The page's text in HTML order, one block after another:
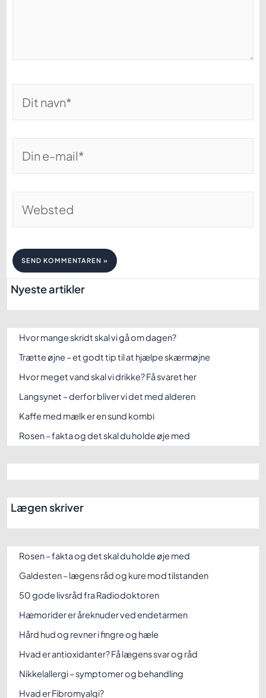
navn*
e-
mail*
Nyeste artikler
Hvor mange skridt skal vi gå om dagen?
Trætte øjne – et godt tip til at hjælpe skærmøjne
Hvor meget vand skal vi drikke? Få svaret her
Langsynet – derfor bliver vi det med alderen
Kaffe med mælk er en sund kombi
Rosen – fakta og det skal du holde øje med
Lægen skriver
Rosen – fakta og det skal du holde øje med
Galdesten – lægens råd og kure mod tilstanden
50 gode livsråd fra Radiodoktoren
Hæmorider er åreknuder ved endetarmen
Hård hud og revner i fingre og hæle
Hvad er antioxidanter? Få lægens svar og råd
Nikkelallergi – symptomer og behandling
Hvad er Fibromyalgi?